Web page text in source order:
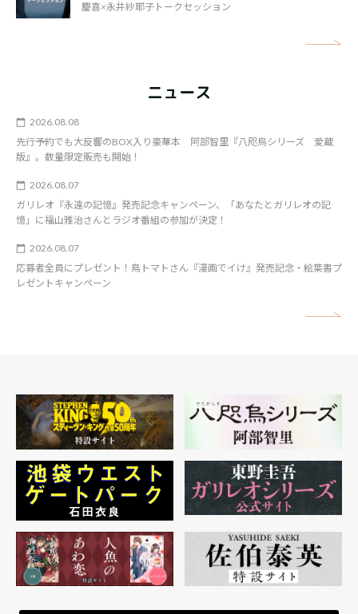
慶喜×永井紗耶子トークセッション
ニュース
2026.08.08
先行予約でも大反響のBOX入り豪華本 阿部智里『八咫烏シリーズ 愛蔵
版』。数量限定販売も開始！
2026.08.07
ガリレオ『永遠の記憶』発売記念キャンペーン、「あなたとガリレオの記
憶」に福山雅治さんとラジオ番組の参加が決定！
2026.08.07
応募者全員にプレゼント！鳥トマトさん『漫画でイけ』発売記念・絵葉書プ
レゼントキャンペーン